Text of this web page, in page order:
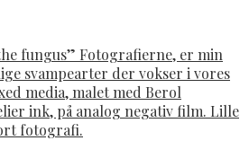
fungus” Fotografierne, er min
svampearter der vokser i vores
media, malet med Berol
ink, på analog negativ film. Lille
fotografi.